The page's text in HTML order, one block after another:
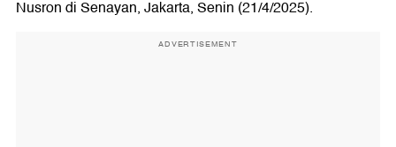
Nusron di Senayan, Jakarta, Senin (21/4/2025).
ADVERTISEMENT